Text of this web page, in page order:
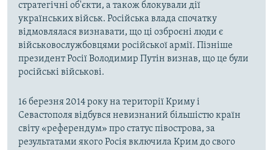
стратегічні об'єкти, а також блокували дії
українських військ. Російська влада спочатку
відмовлялася визнавати, що ці озброєні люди є
військовослужбовцями російської армії. Пізніше
президент Росії Володимир Путін визнав, що це були
російські військові.
16 березня 2014 року на території Криму і
Севастополя відбувся невизнаний більшістю країн
світу «референдум» про статус півострова, за
результатами якого Росія включила Крим до свого